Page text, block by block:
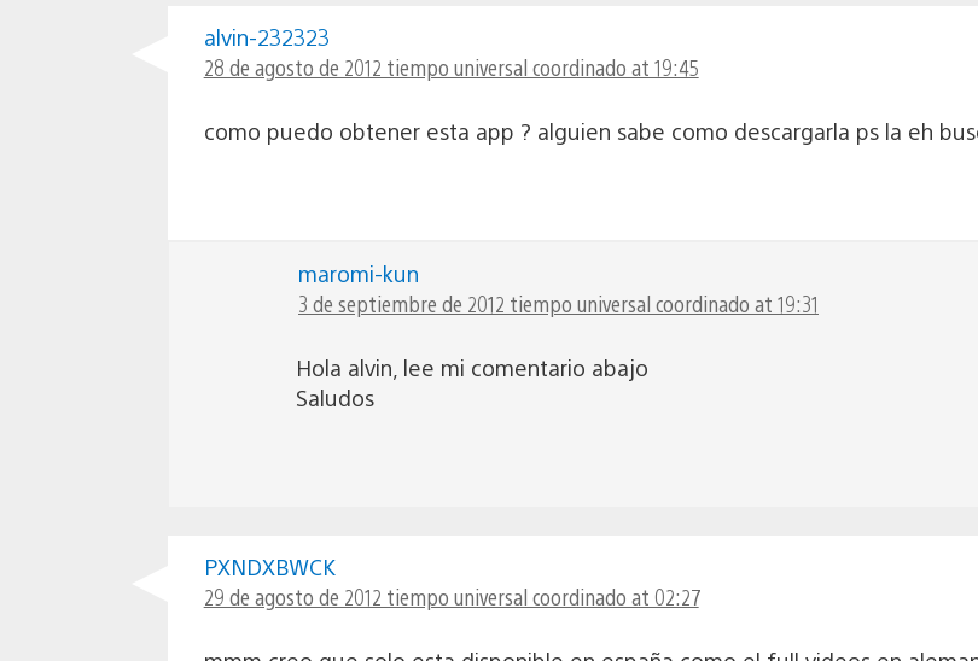
alvin-232323
28 de agosto de 2012 tiempo universal coordinado at 19:45
como puedo obtener esta app ? alguien sabe como descargarla ps la eh
maromi-kun
3 de septiembre de 2012 tiempo universal coordinado at 19:31
Hola alvin, lee mi comentario abajo
Saludos
PXNDXBWCK
29 de agosto de 2012 tiempo universal coordinado at 02:27